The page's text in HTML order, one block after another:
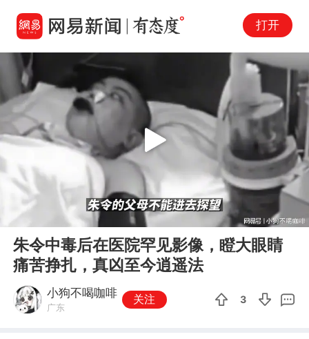
打开
00:00 03:58
Play
朱令中毒后在医院罕见影像，瞪大眼睛
痛苦挣扎，真凶至今逍遥法
小狗不喝咖啡
广东
关注 3